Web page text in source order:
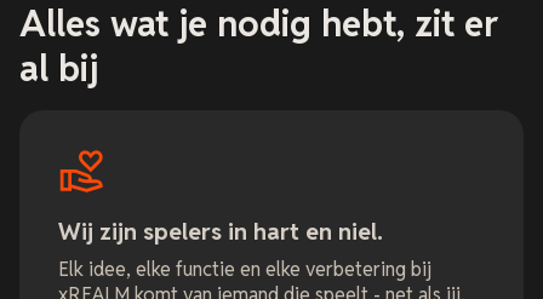
Alles wat je nodig hebt, zit er
al bij
Wij zijn spelers in hart en niel.
Elk idee, elke functie en elke verbetering bij